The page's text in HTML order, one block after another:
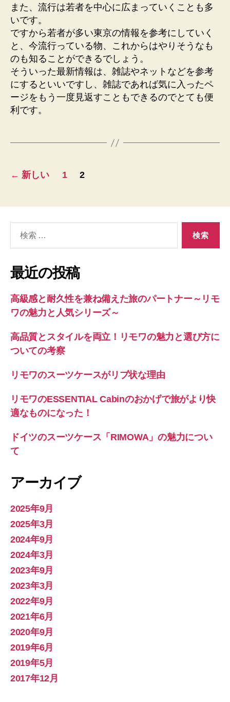
また、流行は若者を中心に広まっていくことも多
いです。
ですから若者が多い東京の情報を参考にしていく
と、今流行っている物、これからはやりそうなも
のも知ることができるでしょう。
そういった最新情報は、雑誌やネットなどを参考
にするといいですし、雑誌であれば気に入ったペ
ージをもう一度見返すこともできるのでとても便
利です。
投
の
ペ
ー
ジ
送
り
← 新しい 1 2
象:
最近の投稿
高級感と耐久性を兼ね備えた旅のパートナー～リモ
ワの魅力と人気シリーズ～
高品質とスタイルを両立！リモワの魅力と選び方に
ついての考察
リモワのスーツケースがリブ状な理由
リモワのESSENTIAL Cabinのおかげで旅がより快
適なものになった！
ドイツのスーツケース「RIMOWA」の魅力につい
て
アーカイブ
2025年9月
2025年3月
2024年9月
2024年3月
2023年9月
2023年3月
2022年9月
2021年6月
2020年9月
2019年6月
2019年5月
2017年12月